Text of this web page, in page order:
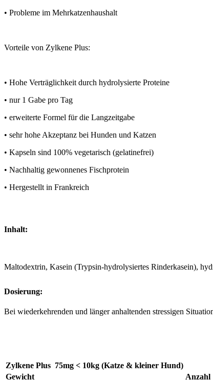
• Probleme im Mehrkatzenhaushalt
Vorteile von Zylkene Plus:
• Hohe Verträglichkeit durch hydrolysierte Proteine
• nur 1 Gabe pro Tag
• erweiterte Formel für die Langzeitgabe
• sehr hohe Akzeptanz bei Hunden und Katzen
• Kapseln sind 100% vegetarisch (gelatinefrei)
• Nachhaltig gewonnenes Fischprotein
• Hergestellt in Frankreich
Inhalt:
Maltodextrin, Kasein (Trypsin-hydrolysiertes Rinderkasein),
Dosierung:
Bei wiederkehrenden und länger anhaltenden stressigen
Zylkene Plus 75mg < 10kg (Katze & kleiner Hund)
Gewicht
Anzahl